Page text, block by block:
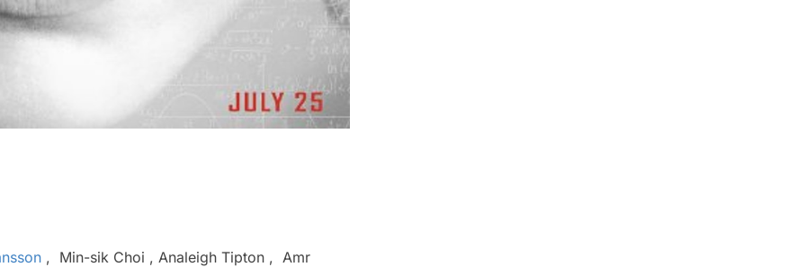
, Min-sik Choi , Analeigh Tipton , Amr